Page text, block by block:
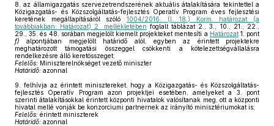
8.
az államigazgatás szervezetrendszerének aktuális átalakítására tekintettel a
Közigazgatás- és Közszolgáltatás-fejlesztés Operatív Program éves fejlesztési
keretének megállapításáról szóló 1004/2016. (I. 18.) Korm. határozat (a
továbbiakban: Határozat) 2. mellékletében foglalt táblázat 2., 3., 10., 21., 22.,
29., 35. és 48. sorában megjelölt kiemelt projekteket mentesíti a Határozat1. pont
f) alpontjában megjelölt határidő alól, egyben az érintett projektekre
meghatározott támogatási összeggel csökkenti a kötelezettségvállalásra
rendelkezésre álló keretösszeget;
Felelős: Miniszterelnökséget vezető miniszter
Határidő: azonnal
9.
felhívja az érintett minisztereket, hogy a Közigazgatás- és Közszolgáltatás-
fejlesztés Operatív Program azon projektjei esetében, amelyeket a 3. pont
szerinti átalakításokkal érintett központi hivatalok valósítanak meg, ott a központi
hivatal mellé vonják be konzorciumi partnernek az irányító minisztériumokat is;
Felelős: érintett miniszterek
Határidő: azonnal